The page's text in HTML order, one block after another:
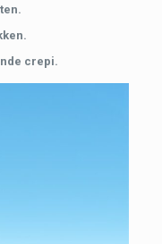
crepi.